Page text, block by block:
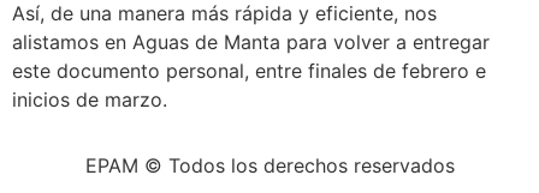
Así, de una manera más rápida y eficiente, nos
alistamos en Aguas de Manta para volver a entregar
este documento personal, entre finales de febrero e
inicios de marzo.
EPAM © Todos los derechos reservados